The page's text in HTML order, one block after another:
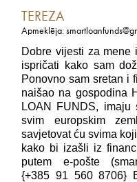
TEREZA
Apmeklēja:
Dobre vijesti za mene
ispričati kako sam
Ponovno sam sretan i
naišao na gospodina
LOAN FUNDS,
svim europskim
savjetovat ću svima
kako bi izašli iz
putem e-pošte
{+385 91 560 8706}